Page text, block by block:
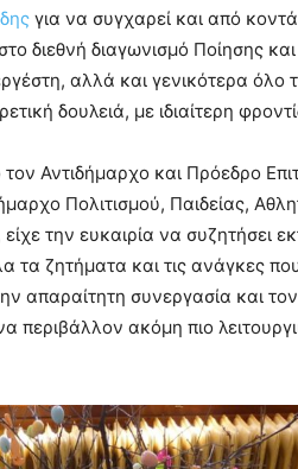
για να συγχαρεί και από
διεθνή διαγωνισμό Ποίησης
αλλά και γενικότερα όλο
δουλειά, με ιδιαίτερη
Αντιδήμαρχο και Πρόεδρο
Πολιτισμού, Παιδείας,
την ευκαιρία να συζητήσει
τα ζητήματα και τις ανάγκες
απαραίτητη συνεργασία και
περιβάλλον ακόμη πιο